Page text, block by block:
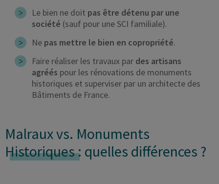
Le bien ne doit pas être détenu par une
société (sauf pour une SCI familiale).
Ne pas mettre le bien en copropriété.
Faire réaliser les travaux par des artisans
agréés pour les rénovations de monuments
historiques et superviser par un architecte des
Bâtiments de France.
Malraux vs. Monuments
Historiques: quelles différences ?